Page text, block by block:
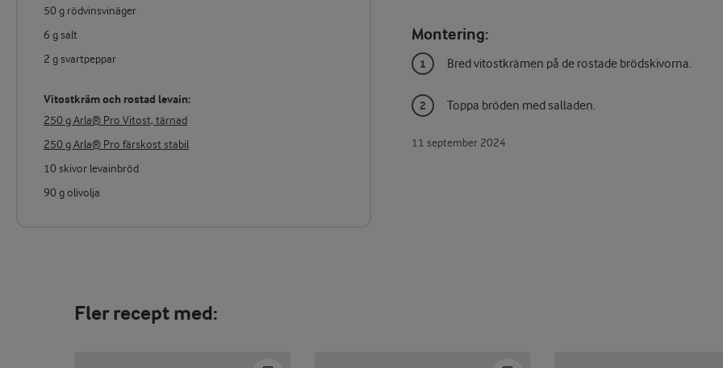
50 g rödvinsvinäger
6 g salt
2 g svartpeppar
Vitostkräm och rostad levain:
250 g Arla® Pro Vitost, tärnad
250 g Arla® Pro färskost stabil
10 skivor levainbröd
90 g olivolja
Montering:
Bred vitostkrämen på de rostade brödskivorna.
Toppa bröden med salladen.
11 september 2024
Fler recept med: